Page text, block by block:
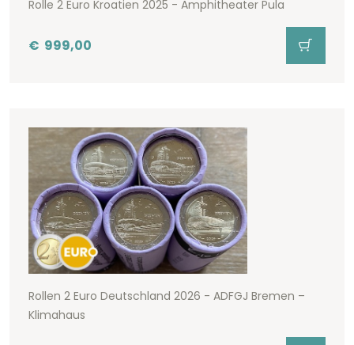
Rolle 2 Euro Kroatien 2025 - Amphitheater Pula
€ 999,00
Rollen 2 Euro Deutschland 2026 - ADFGJ Bremen –
Klimahaus